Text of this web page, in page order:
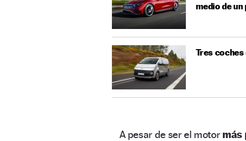
medio de un
Tres
A pesar de ser el motor más